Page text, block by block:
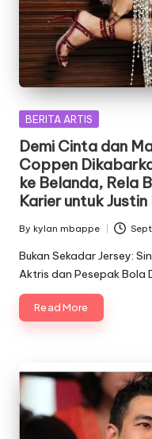
Posted
BERITA ARTIS
Demi Cinta dan
Coppen
ke Belanda, Rela
Karier untuk
Posted
by
By kylan mbappe
Bukan Sekadar Jersey:
Aktris dan Pesepak Bola
Read More